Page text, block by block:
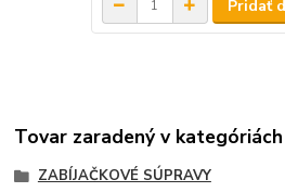
Pridať
Tovar zaradený v kategóriách
ZABÍJAČKOVÉ SÚPRAVY